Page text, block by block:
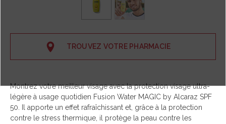
TROUVEZ VOTRE PHARMACIE
Montrez votre meilleur visage avec la protection visage ultra-
légère à usage quotidien Fusion Water MAGIC by Alcaraz SPF
50. Il apporte un effet rafraîchissant et, grâce à la protection
contre le stress thermique, il protège la peau contre les